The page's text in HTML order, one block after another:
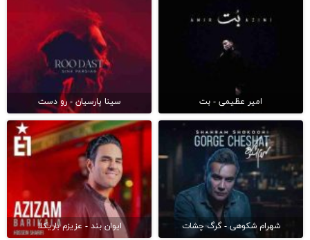
امیر عظیمی - بت سینا پارسیان - رو دست
شهرام شکوهی - گرگ چشات ایوان بند - عزیزم باریکلا